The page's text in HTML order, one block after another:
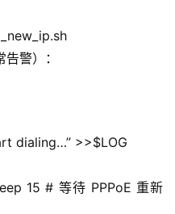
警）：
dialing…” >>$LOG
15 # 等待 PPPoE 重新